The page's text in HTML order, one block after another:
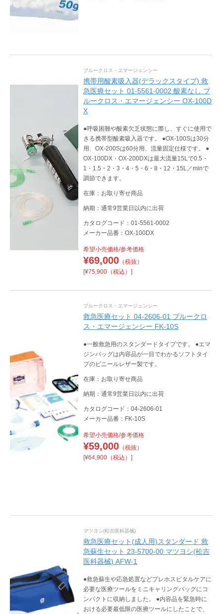
ブルークロス・エマージェンシー
携帯用酸素吸入器(デラックスタイプ) 救
急医療セット 01-5561-0002 酸素なし ブ
ルークロス・エマージェンシー OX-100D
X
●呼吸困難や酸素欠乏状態に際し、すぐに使用で
きる携帯型酸素吸入器です。 ●OX-100Sは30分
用、OX-200Sは60分用、流量固定仕様です。 ●
OX-100DX・OX-200DXは最大流量15Lで0.5・
1・1.5・2・3・4・5・6・8・12・15L／minで
調節できます。
在庫：お取り寄せ商品
納期：通常9営業日以内に出荷
カタログコード：01-5561-0002
メーカー品番：OX-100DX
希望小売価格/参考価格
¥69,000（税抜）
[¥75,900（税込）]
ブルークロス・エマージェンシー
救急医療セット 04-2606-01 ブルークロ
ス・エマージェンシー FK-10S
●一般救急用のスタンダードタイプです。 ●エマ
ジンバッグは内容品が一目でわかるソフトタイ
プのビニールレザー製です。
在庫：お取り寄せ商品
納期：通常9営業日以内に出荷
カタログコード：04-2606-01
メーカー品番：FK-10S
希望小売価格/参考価格
¥59,000（税抜）
[¥64,900（税込）]
マツヨシ(松吉医科器械)
救急医療セット(成人用)スタンダード 救
急蘇生セット 23-5700-00 マツヨシ(松吉
医科器械) AFW-1
●救急蘇生や応急処置などプレホスピタルケアに
必要な医療ツールをミニキャリングバッグにコ
ンパクトに収納しました。 ●内容品を緊急時に
おける必要最低限の医療ツールにしたことで、